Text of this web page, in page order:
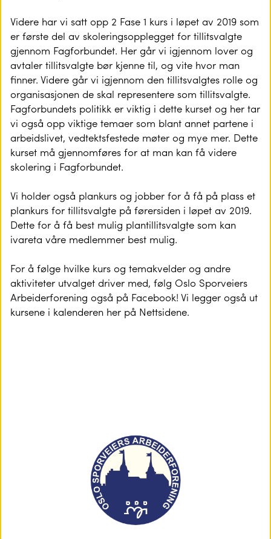
Videre har vi satt opp 2 Fase 1 kurs i løpet av 2019 som
er første del av skoleringsopplegget for tillitsvalgte
gjennom Fagforbundet. Her går vi igjennom lover og
avtaler tillitsvalgte bør kjenne til, og vite hvor man
finner. Videre går vi igjennom den tillitsvalgtes rolle og
organisasjonen de skal representere som tillitsvalgte.
Fagforbundets politikk er viktig i dette kurset og her tar
vi også opp viktige temaer som blant annet partene i
arbeidslivet, vedtektsfestede møter og mye mer. Dette
kurset må gjennomføres for at man kan få videre
skolering i Fagforbundet.
Vi holder også plankurs og jobber for å få på plass et
plankurs for tillitsvalgte på førersiden i løpet av 2019.
Dette for å få best mulig plantillitsvalgte som kan
ivareta våre medlemmer best mulig.
For å følge hvilke kurs og temakvelder og andre
aktiviteter utvalget driver med, følg Oslo Sporveiers
Arbeiderforening også på Facebook! Vi legger også ut
kursene i kalenderen her på Nettsidene.